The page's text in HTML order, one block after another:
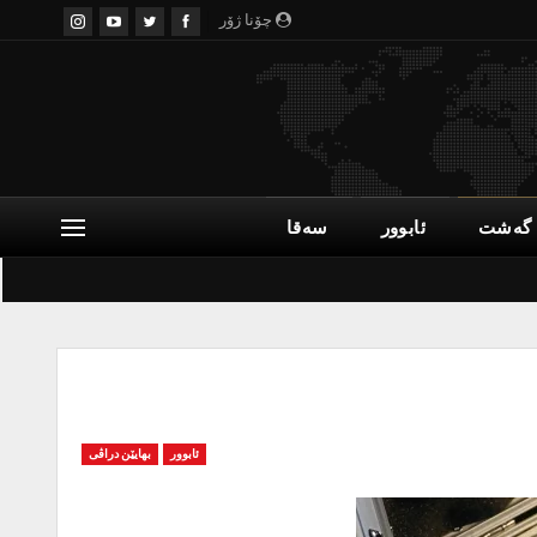
چۆنا ژۆر
گەشت ئابوور سەقا
ئابوور بهایێن دراڤی